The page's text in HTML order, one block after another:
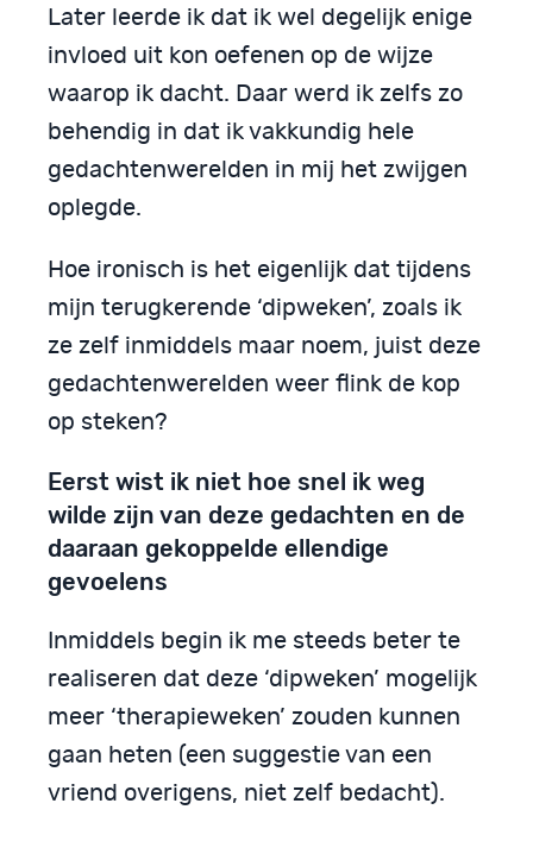
Later leerde ik dat ik wel degelijk enige
invloed uit kon oefenen op de wijze
waarop ik dacht. Daar werd ik zelfs zo
behendig in dat ik vakkundig hele
gedachtenwerelden in mij het zwijgen
oplegde.
Hoe ironisch is het eigenlijk dat tijdens
mijn terugkerende ‘dipweken’, zoals ik
ze zelf inmiddels maar noem, juist deze
gedachtenwerelden weer flink de kop
op steken?
Eerst wist ik niet hoe snel ik weg
wilde zijn van deze gedachten en de
daaraan gekoppelde ellendige
gevoelens
Inmiddels begin ik me steeds beter te
realiseren dat deze ‘dipweken’ mogelijk
meer ‘therapieweken’ zouden kunnen
gaan heten (een suggestie van een
vriend overigens, niet zelf bedacht).